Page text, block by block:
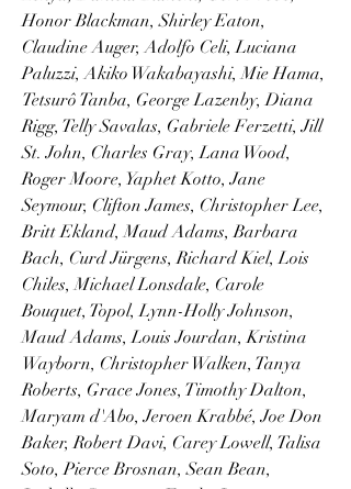
Honor Blackman, Shirley Eaton,
Claudine Auger, Adolfo Celi, Luciana
Paluzzi, Akiko Wakabayashi, Mie Hama,
Tetsurô Tanba, George Lazenby, Diana
Rigg, Telly Savalas, Gabriele Ferzetti, Jill
St. John, Charles Gray, Lana Wood,
Roger Moore, Yaphet Kotto, Jane
Seymour, Clifton James, Christopher Lee,
Britt Ekland, Maud Adams, Barbara
Bach, Curd Jürgens, Richard Kiel, Lois
Chiles, Michael Lonsdale, Carole
Bouquet, Topol, Lynn-Holly Johnson,
Maud Adams, Louis Jourdan, Kristina
Wayborn, Christopher Walken, Tanya
Roberts, Grace Jones, Timothy Dalton,
Maryam d'Abo, Jeroen Krabbé, Joe Don
Baker, Robert Davi, Carey Lowell, Talisa
Soto, Pierce Brosnan, Sean Bean,